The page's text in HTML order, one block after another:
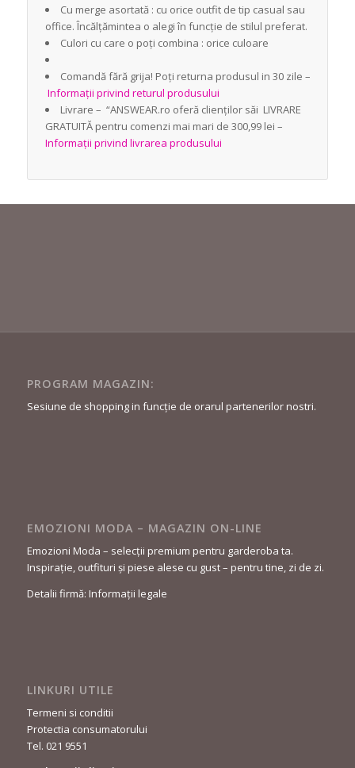
Cu merge asortată : cu orice outfit de tip casual sau
office. Încălțămintea o alegi în funcție de stilul preferat.
Culori cu care o poți combina : orice culoare
Comandă fără grija! Poți returna produsul in 30 zile –
Informații privind returul produsului
Livrare – “ANSWEAR.ro oferă clienților săi LIVRARE
GRATUITĂ pentru comenzi mai mari de 300,99 lei –
Informații privind livrarea produsului
PROGRAM MAGAZIN:
Sesiune de shopping in funcție de orarul partenerilor nostri.
EMOZIONI MODA – MAGAZIN ON-LINE
Emozioni Moda – selecții premium pentru garderoba ta.
Inspirație, outfituri și piese alese cu gust – pentru tine, zi de zi.
Detalii firmă: Informații legale
LINKURI UTILE
Termeni si conditii
Protectia consumatorului
Tel. 021 9551